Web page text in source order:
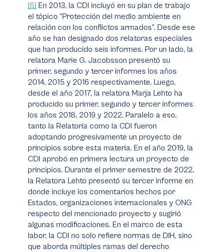
[6] En 2013, la CDI incluyó en su plan de trabajo
el tópico “Protección del medio ambiente en
relación con los conflictos armados”. Desde ese
año se han designado dos relatoras especiales
que han producido seis informes. Por un lado, la
relatora Marie G. Jacobsson presentó su
primer, segundo y tercer informes los años
2014, 2015 y 2016 respectivamente. Luego,
desde el año 2017, la relatora Marja Lehto ha
producido su primer, segundo y tercer informes
los años 2018, 2019 y 2022. Paralelo a eso,
tanto la Relatoría como la CDI fueron
adoptando progresivamente un proyecto de
principios sobre esta materia. En el año 2019, la
CDI aprobó en primera lectura un proyecto de
principios. Durante el primer semestre de 2022,
la Relatora Lehto presentó su tercer informe en
donde incluye los comentarios hechos por
Estados, organizaciones internacionales y ONG
respecto del mencionado proyecto y sugirió
algunas modificaciones. En el marco de esta
labor, la CDI no solo refiere normas de DIH, sino
que aborda múltiples ramas del derecho